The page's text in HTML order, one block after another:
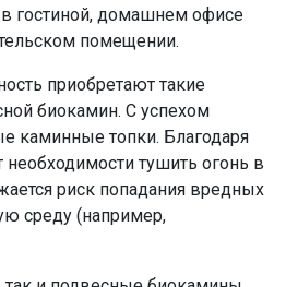
в гостиной, домашнем офисе
помещении.
приобретают такие
биокамин. С успехом
каминные топки. Благодаря
необходимости тушить огонь в
риск попадания вредных
среду (например,